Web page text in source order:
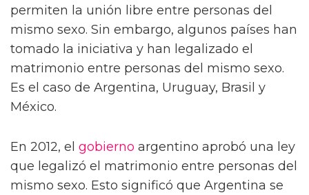
permiten la unión libre entre personas del
mismo sexo. Sin embargo, algunos países han
tomado la iniciativa y han legalizado el
matrimonio entre personas del mismo sexo.
Es el caso de Argentina, Uruguay, Brasil y
México.
En 2012, el gobierno argentino aprobó una ley
que legalizó el matrimonio entre personas del
mismo sexo. Esto significó que Argentina se